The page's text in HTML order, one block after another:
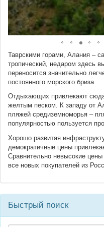
Таврскими горами, Алания –
тропический, недаром здесь
переносится значительно
постоянного морского бриза.
Отдыхающих привлекают
желтым песком. К западу от
пляжей средиземноморья –
популярностью пользуется
Хорошо развитая
демократичные цены
Сравнительно невысокие
все новых покупателей из
Быстрый поиск